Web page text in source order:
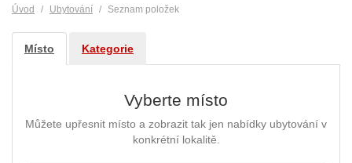
Úvod Ubytování Seznam položek
Místo Kategorie
Vyberte místo
Můžete upřesnit místo a zobrazit tak jen nabídky ubytování v
konkrétní lokalitě.